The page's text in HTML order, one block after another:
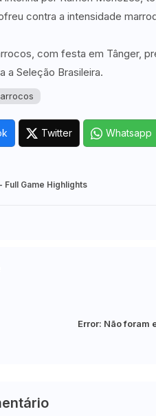
contra a intensidade
com festa em Tânger,
a Seleção Brasileira.
Twitter Whatsapp
Game Highlights
Error: Não foram